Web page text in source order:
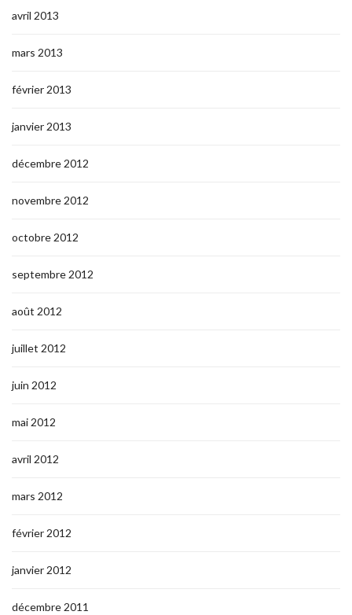
avril 2013
mars 2013
février 2013
janvier 2013
décembre 2012
novembre 2012
octobre 2012
septembre 2012
août 2012
juillet 2012
juin 2012
mai 2012
avril 2012
mars 2012
février 2012
janvier 2012
décembre 2011